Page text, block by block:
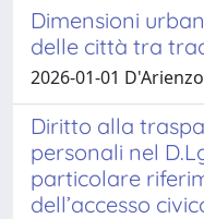
Dimensioni
delle città tra
2026-01-01
Diritto alla
personali nel
particolare
dell’accesso